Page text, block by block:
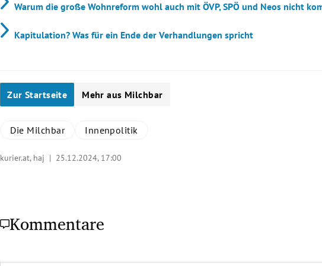
Warum die große Wohnreform wohl auch mit ÖVP, SPÖ und Neos nicht
Kapitulation? Was für ein Ende der Verhandlungen spricht
Zur Startseite Mehr aus Milchbar
Die Milchbar Innenpolitik
kurier.at, haj | 25.12.2024, 17:00
Kommentare